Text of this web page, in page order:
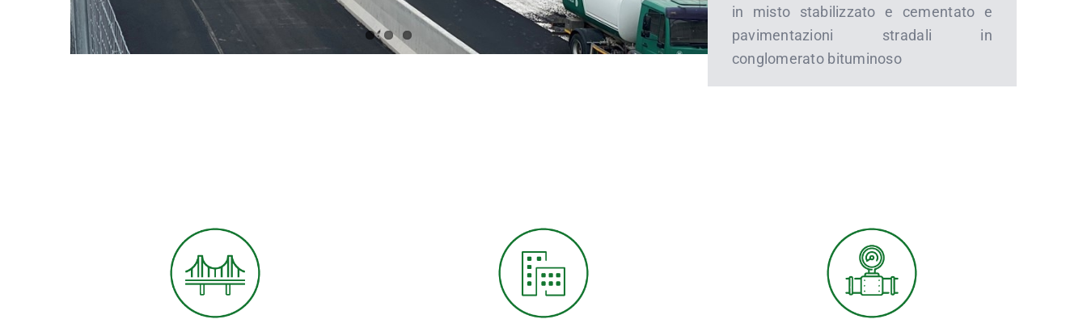
in misto stabilizzato e cementato e
pavimentazioni stradali in
conglomerato bituminoso